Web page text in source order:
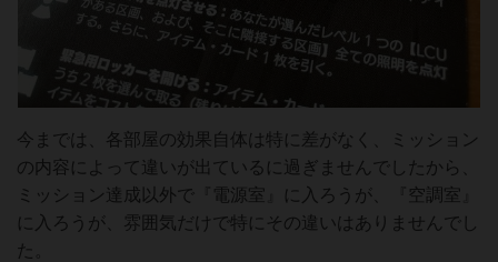
今までは、各部屋の効果自体は特に差がなく、ミッション
の内容によって違いが出ているに過ぎませんでしたから、
ミッション達成以外で『電源室』に入ろうが、『空調室』
に入ろうが、雰囲気だけで特にその違いはありませんでし
た。